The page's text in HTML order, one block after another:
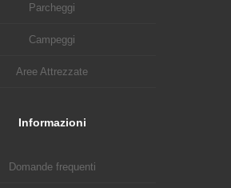
Parcheggi
Campeggi
Aree Attrezzate
Informazioni
Domande frequenti